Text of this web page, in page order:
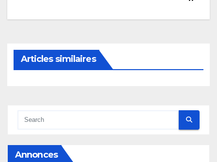
l’article
Articles similaires
Annonces